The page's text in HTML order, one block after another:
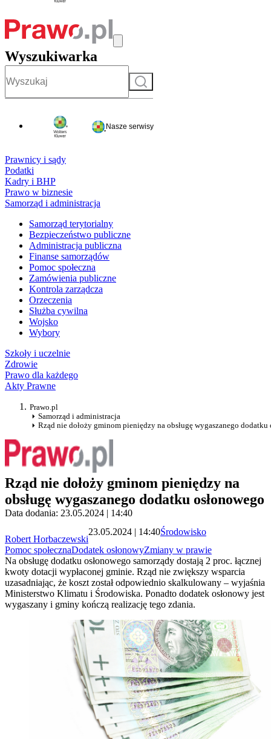
Wyszukiwarka
Szukaj
Nasze serwisy
Prawnicy i sądy
Podatki
Kadry i BHP
Prawo w biznesie
Samorząd i administracja
Samorząd terytorialny
Bezpieczeństwo publiczne
Administracja publiczna
Finanse samorządów
Pomoc społeczna
Zamówienia publiczne
Kontrola zarządcza
Orzeczenia
Służba cywilna
Wojsko
Wybory
Szkoły i uczelnie
Zdrowie
Prawo dla każdego
Akty Prawne
Prawo.pl
Samorząd i administracja
Rząd nie dołoży gminom pieniędzy na obsługę wygaszanego dodatku
Rząd nie dołoży gminom pieniędzy na
obsługę wygaszanego dodatku osłonowego
Data dodania: 23.05.2024 | 14:40
Robert Horbaczewski
23.05.2024 | 14:40Środowisko
Pomoc społecznaDodatek osłonowyZmiany w prawie
Na obsługę dodatku osłonowego samorządy dostają 2 proc. łącznej
kwoty dotacji wypłaconej gminie. Rząd nie zwiększy wsparcia
uzasadniając, że koszt został odpowiednio skalkulowany – wyjaśnia
Ministerstwo Klimatu i Środowiska. Ponadto dodatek osłonowy jest
wygaszany i gminy kończą realizację tego zdania.